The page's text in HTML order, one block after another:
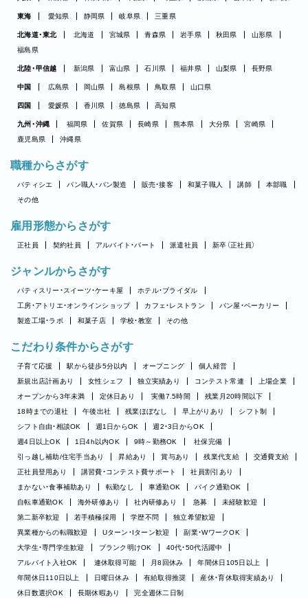
東海 愛知県 静岡県 岐阜県 三重県
北海道・東北 北海道 宮城県 青森県 岩手県 秋田県
山形県
福島県
北陸・甲信越 新潟県 富山県 石川県 福井県 山梨県 長野県
中国 広島県 岡山県 島根県 鳥取県 山口県
四国 愛媛県 香川県 徳島県 高知県
九州・沖縄 福岡県 佐賀県 長崎県 熊本県 大分県
宮崎県
鹿児島県
沖縄県
職種からさがす
パティシエ パン職人・パン製造 販売・接客 和菓子職人 講師
本部職
その他
雇用形態からさがす
正社員 契約社員 アルバイト・パート 派遣社員 新卒（正社員）
ジャンルからさがす
パティスリー・スイーツ・ケーキ屋
ホテル・ブライダル
工房・アトリエ・オンラインショップ
カフェ・レストラン
パン屋・ベーカリー
製造工場・ラボ
和菓子店 学校・教室 その他
こだわり条件からさがす
子育て応援 駅から徒歩5分以内 オープニング
個人経営
新規出店計画あり
女性シェフ 独立実績あり コンテスト常連
上場企業
オープンから3年未満
定休日あり 実働7.5時間
残業月20時間以下
18時までの退社
午後出社 残業ほぼなし 早上がりあり
シフト制
シフト自由・相談OK
週1日からOK
週2・3日からOK
週4日以上OK
1日4h以内OK 9時～勤務OK
社保完備
引っ越し補助/住宅手当あり
昇給あり 賞与あり 残業代支給
交通費支給
正社員登用あり
講習費・コンテスト費サポート
社員割引あり
まかない・食事補助あり
転勤なし 車通勤OK
バイク通勤OK
自転車通勤OK
海外研修あり 社内研修あり 急募
未経験歓迎
第二新卒歓迎
若手積極採用 学歴不問
独立希望歓迎
異業種からの転職歓迎
Uターン・Iターン歓迎
副業・WワークOK
大学生・専門学生歓迎
ブランク明けOK
40代・50代活躍中
アルバイト入社OK
連休取得可能 月8回休み
年間休日105日以上
年間休日110日以上
日曜日休み 有給取得推奨
産休・育休取得実績あり
休日数選択OK
長期休暇あり 完全週休二日制